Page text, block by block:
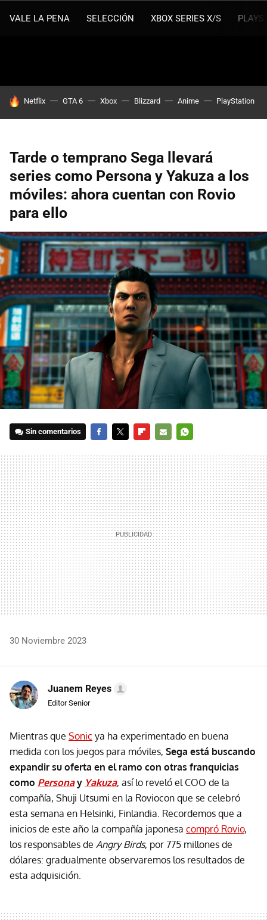
VALE LA PENA SELECCIÓN XBOX SERIES X/S
HOY SE HABLA DE
Netflix GTA 6 Xbox Blizzard Anime PlayStation
Tarde o temprano Sega llevará
series como Persona y Yakuza a los
móviles: ahora cuentan con Rovio
para ello
Sin comentarios
MAIL
30 Noviembre 2023
Juanem Reyes
Editor Senior
Mientras que Sonic ya ha experimentado en buena
medida con los juegos para móviles, Sega está buscando
expandir su oferta en el ramo con otras franquicias
como Persona y Yakuza, así lo reveló el COO de la
compañía, Shuji Utsumi en la Roviocon que se celebró
esta semana en Helsinki, Finlandia. Recordemos que a
inicios de este año la compañía japonesa compró Rovio,
los responsables de Angry Birds, por 775 millones de
dólares: gradualmente observaremos los resultados de
esta adquisición.